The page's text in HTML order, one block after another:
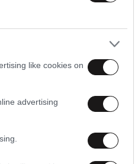
like cookies on
advertising